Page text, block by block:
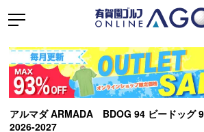
アルマダ ARMADA BDOG 94 ビードッグ
2026-2027